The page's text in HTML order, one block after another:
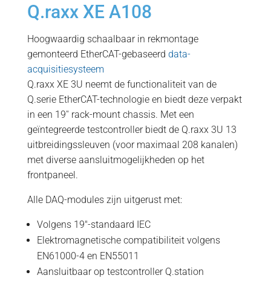
Q.raxx XE A108
Hoogwaardig schaalbaar in rekmontage
gemonteerd EtherCAT-gebaseerd data-
acquisitiesysteem
Q.raxx XE 3U neemt de functionaliteit van de
Q.serie EtherCAT-technologie en biedt deze verpakt
in een 19′′ rack-mount chassis. Met een
geïntegreerde testcontroller biedt de Q.raxx 3U 13
uitbreidingssleuven (voor maximaal 208 kanalen)
met diverse aansluitmogelijkheden op het
frontpaneel.
Alle DAQ-modules zijn uitgerust met:
Volgens 19"-standaard IEC
Elektromagnetische compatibiliteit volgens
EN61000-4 en EN55011
Aansluitbaar op testcontroller Q.station